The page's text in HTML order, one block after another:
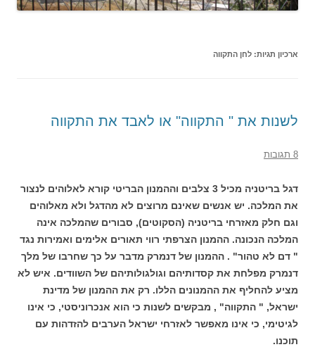
ארכיון תגיות: לחן התקווה
לשנות את " התקווה" או לאבד את התקווה
8 תגובות
דגל בריטניה מכיל 3 צלבים וההמנון הבריטי קורא לאלוהים לנצור
את המלכה. יש אנשים שאינם מרוצים לא מהדגל ולא מאלוהים
וגם חלק מאזרחי בריטניה (הסקוטים), סבורים שהמלכה אינה
המלכה הנכונה. ההמנון הצרפתי רווי תאורים אלימים ואמירות נגד
" דם לא טהור" . ההמנון של דנמרק מדבר על כך שחרבו של מלך
דנמרק מפלחת את קסדותיהם וגולגולותיהם של השוודים. איש לא
מציע להחליף את ההמנונים הללו. רק את ההמנון של מדינת
ישראל, " התקווה" , מבקשים לשנות כי הוא אנכרוניסטי, כי אינו
לגיטימי, כי אינו מאפשר לאזרחי ישראל הערבים להזדהות עם
תוכנו.